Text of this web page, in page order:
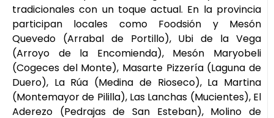
tradicionales con un toque actual. En la provincia
participan locales como Foodsión y Mesón
Quevedo (Arrabal de Portillo), Ubi de la Vega
(Arroyo de la Encomienda), Mesón Maryobeli
(Cogeces del Monte), Masarte Pizzería (Laguna de
Duero), La Rúa (Medina de Rioseco), La Martina
(Montemayor de Pililla), Las Lanchas (Mucientes), El
Aderezo (Pedrajas de San Esteban), Molino de